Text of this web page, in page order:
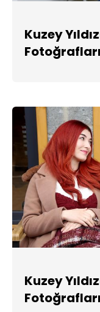
Kuzey
Fotoğrafları
Kuzey
Fotoğrafları